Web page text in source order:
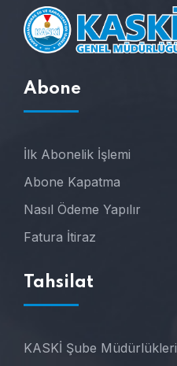
Abone
İlk Abonelik İşlemi
Abone Kapatma
Nasıl Ödeme Yapılır
Fatura İtiraz
Tahsilat
KASKİ Şube Müdürlükleri